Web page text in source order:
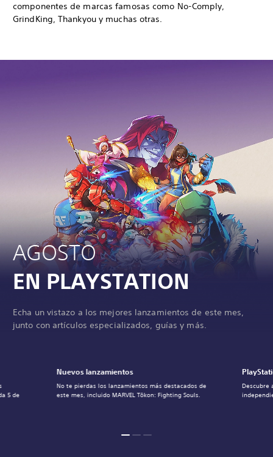
componentes de marcas famosas como No-Comply,
GrindKing, Thankyou y muchas otras.
AGOSTO
EN PLAYSTATION
Echa un vistazo a los mejores lanzamientos de este mes,
junto con artículos especializados, guías y más.
Nuevos lanzamientos
No te pierdas los lanzamientos más destacados de
este mes, incluido MARVEL Tōkon: Fighting Souls.
Descubre
5 de